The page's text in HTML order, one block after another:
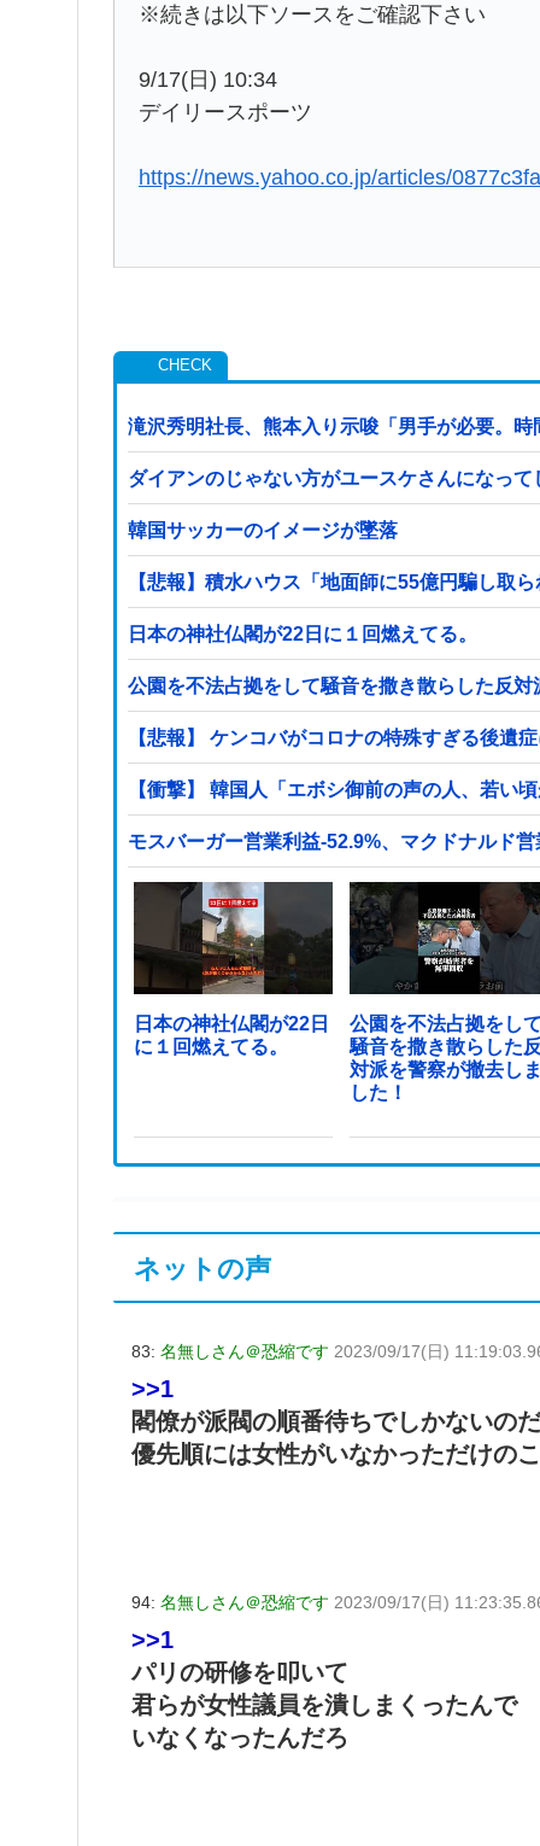
※続きは以下ソースをご確認下さい
9/17(日) 10:34
デイリースポーツ
https://news.yahoo.co.jp/articles/
滝沢秀明社長、熊本入り示唆「男手が必要。
ダイアンのじゃない方がユースケさんになっ
韓国サッカーのイメージが墜落
【悲報】積水ハウス「地面師に55億円騙し
日本の神社仏閣が22日に１回燃えてる。
公園を不法占拠をして騒音を撒き散らした反
【悲報】 ケンコバがコロナの特殊すぎる後
【衝撃】 韓国人「エボシ御前の声の人、若い
モスバーガー営業利益-52.9%、マクドナルド
日本の神社仏閣が22日
に１回燃えてる。
公園を不法占拠をし
騒音を撒き散らした
対派を警察が撤去し
した！
ネットの声
83: 名無しさん＠恐縮です 2023/09/17(日)
>>1
閣僚が派閥の順番待ちでしかないの
優先順には女性がいなかっただけの
94: 名無しさん＠恐縮です 2023/09/17(日)
>>1
パリの研修を叩いて
君らが女性議員を潰しまくったんで
いなくなったんだろ